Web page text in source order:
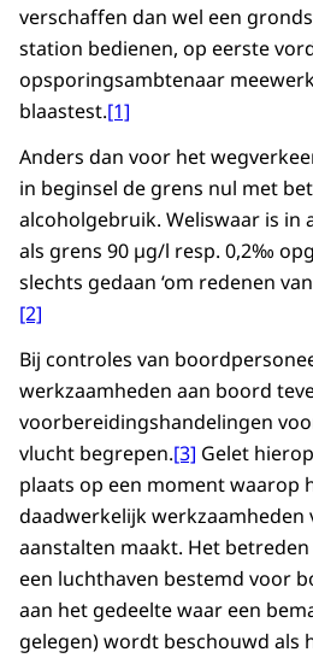
verschaffen dan wel een
station bedienen, op eerste
opsporingsambtenaar
blaastest.[1]
Anders dan voor het
in beginsel de grens nul met
alcoholgebruik. Weliswaar is in
als grens 90 µg/l resp. 0,2‰
slechts gedaan ‘om redenen
[2]
Bij controles van
werkzaamheden aan boord
voorbereidingshandelingen
vlucht begrepen.[3] Gelet
plaats op een moment waarop
daadwerkelijk
aanstalten maakt. Het
een luchthaven bestemd voor
aan het gedeelte waar een
gelegen) wordt beschouwd als